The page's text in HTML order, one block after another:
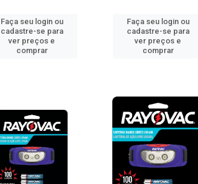
Faça seu login ou
cadastre-se para
ver preços e
comprar
Faça seu login ou
cadastre-se para
ver preços e
comprar